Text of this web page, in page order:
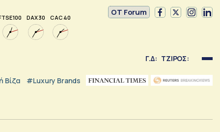
100 DAX 30 CAC 40
OT Forum
Γ.Δ: ΤΖΙΡΟΣ:
Βίζα #luxury Brands